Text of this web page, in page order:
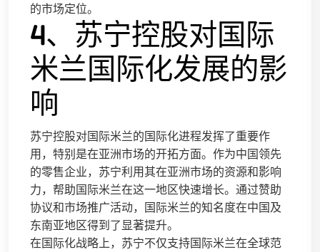
的市场定位。
4、苏宁控股对国际
米兰国际化发展的影
响
苏宁控股对国际米兰的国际化进程发挥了重要作
用，特别是在亚洲市场的开拓方面。作为中国领先
的零售企业，苏宁利用其在亚洲市场的资源和影响
力，帮助国际米兰在这一地区快速增长。通过赞助
协议和市场推广活动，国际米兰的知名度在中国及
东南亚地区得到了显著提升。
在国际化战略上，苏宁不仅支持国际米兰在全球范